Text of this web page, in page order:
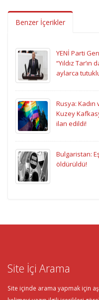
Benzer İçerikler
YENİ Parti
“Yıldız
aylarca
Rusya: Kadın
Kuzey
ilan edildi!
Bulgaristan:
öldürüldü!
Site İçi Arama
Site içinde arama yapmak için